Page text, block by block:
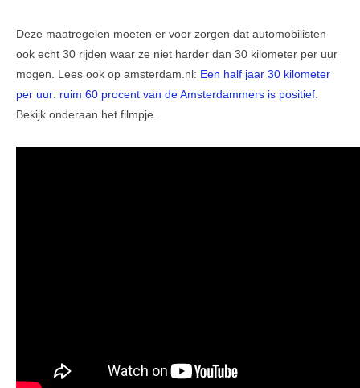
VVE Parkeergarage
Ander nieuws
Deze maatregelen moeten er voor zorgen dat automobilisten
ook echt 30 rijden waar ze niet harder dan 30 kilometer per uur
mogen. Lees ook op amsterdam.nl: Een half jaar 30 kilometer
per uur: ruim 60 procent van de Amsterdammers is positief
Bekijk onderaan het filmpje.